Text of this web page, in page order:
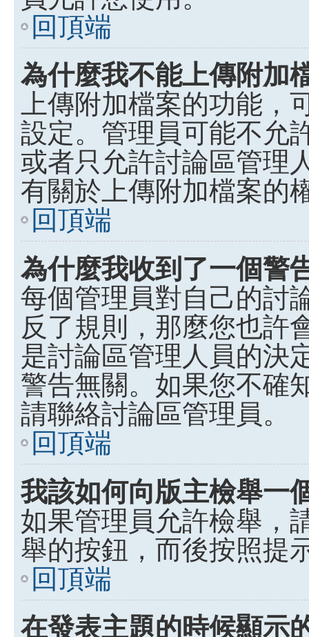
回頂端
為什麼我不能上傳附加
上傳附加檔案的功能
設定。管理員可能不允
或者只允許討論區管理
有關於上傳附加檔案的
回頂端
為什麼我收到了一個警
每個管理員對自己的討
反了規則，那麼您也許
是討論區管理人員的決
警告無關。如果您不確
請聯絡討論區管理員。
回頂端
我該如何向版主檢舉一
如果管理員允許檢舉，
舉的按鈕，而後按照提
回頂端
在發表主題的時候顯示